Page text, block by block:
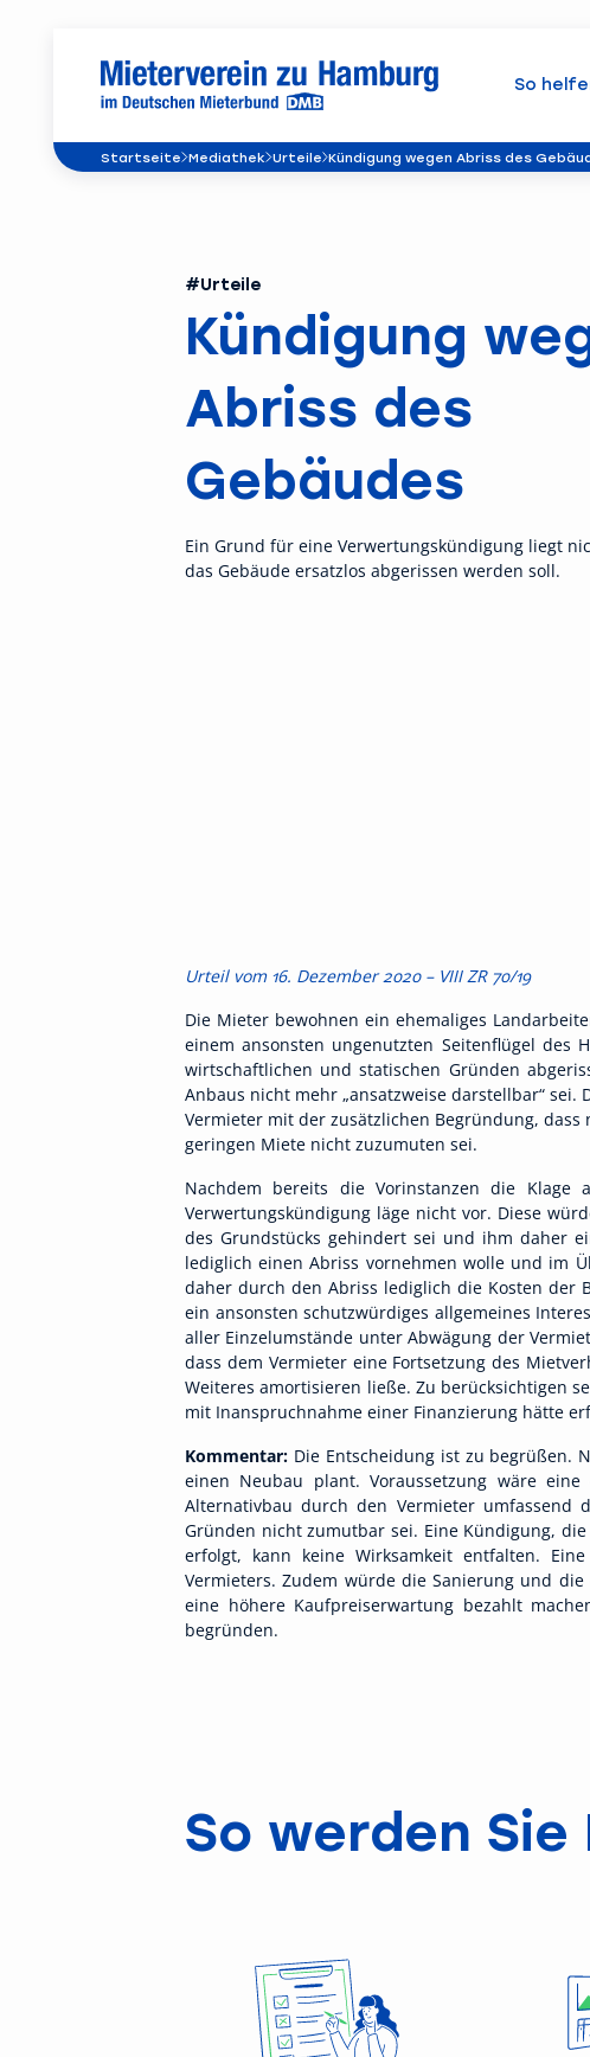
So
Startseite Mediathek Urteile Kündigung wegen Abriss des
#Urteile
Kündigung
Abriss des
Gebäudes
Ein Grund für eine Verwertungskündigung liegt
das Gebäude ersatzlos abgerissen werden soll.
Urteil vom 16. Dezember 2020 – VIII ZR 70/19
Die Mieter bewohnen ein ehemaliges
einem ansonsten ungenutzten Seitenflügel des
wirtschaftlichen und statischen Gründen
Anbaus nicht mehr „ansatzweise darstellbar“
Vermieter mit der zusätzlichen Begründung,
geringen Miete nicht zuzumuten sei.
Nachdem bereits die Vorinstanzen die
Verwertungskündigung läge nicht vor. Diese
des Grundstücks gehindert sei und ihm daher
lediglich einen Abriss vornehmen wolle und im
daher durch den Abriss lediglich die Kosten der
ein ansonsten schutzwürdiges allgemeines
aller Einzelumstände unter Abwägung der
dass dem Vermieter eine Fortsetzung des
Weiteres amortisieren ließe. Zu berücksichtigen
mit Inanspruchnahme einer Finanzierung hätte
Kommentar: Die Entscheidung ist zu begrüßen.
einen Neubau plant. Voraussetzung wäre
Alternativbau durch den Vermieter umfassend
Gründen nicht zumutbar sei. Eine Kündigung,
erfolgt, kann keine Wirksamkeit entfalten.
Vermieters. Zudem würde die Sanierung und
eine höhere Kaufpreiserwartung bezahlt
begründen.
So werden